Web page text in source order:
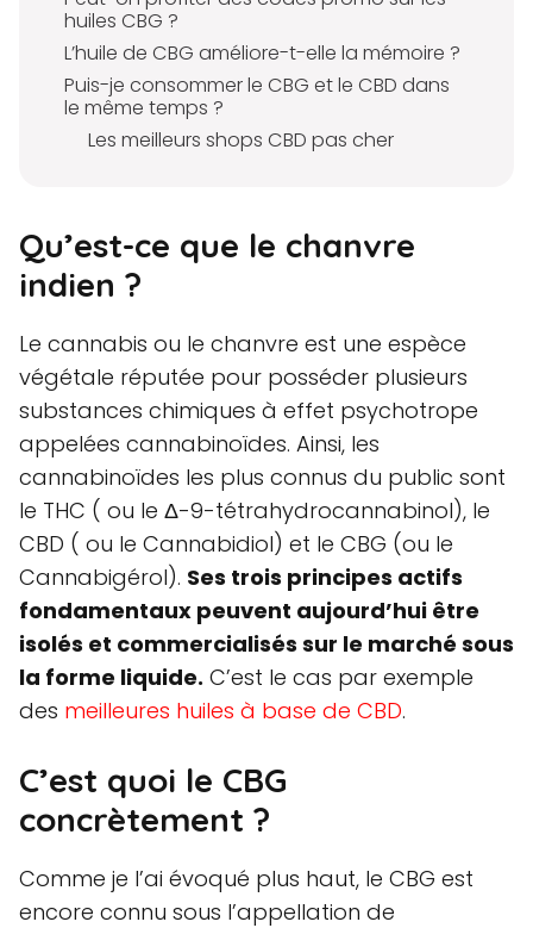
huiles CBG ?
L’huile de CBG améliore-t-elle la mémoire ?
Puis-je consommer le CBG et le CBD dans
le même temps ?
Les meilleurs shops CBD pas cher
Qu’est-ce que le chanvre
indien ?
Le cannabis ou le chanvre est une espèce
végétale réputée pour posséder plusieurs
substances chimiques à effet psychotrope
appelées cannabinoïdes. Ainsi, les
cannabinoïdes les plus connus du public sont
le THC ( ou le Δ-9-tétrahydrocannabinol), le
CBD ( ou le Cannabidiol) et le CBG (ou le
Cannabigérol). Ses trois principes actifs
fondamentaux peuvent aujourd’hui être
isolés et commercialisés sur le marché sous
la forme liquide. C’est le cas par exemple
des meilleures huiles à base de CBD.
C’est quoi le CBG
concrètement ?
Comme je l’ai évoqué plus haut, le CBG est
encore connu sous l’appellation de